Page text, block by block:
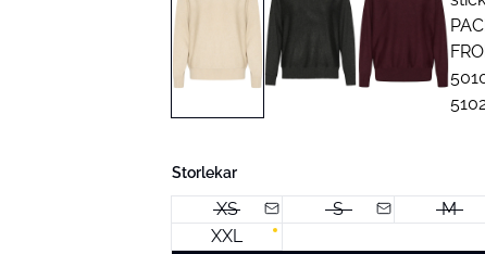
Storlekar
XS S M
XXL